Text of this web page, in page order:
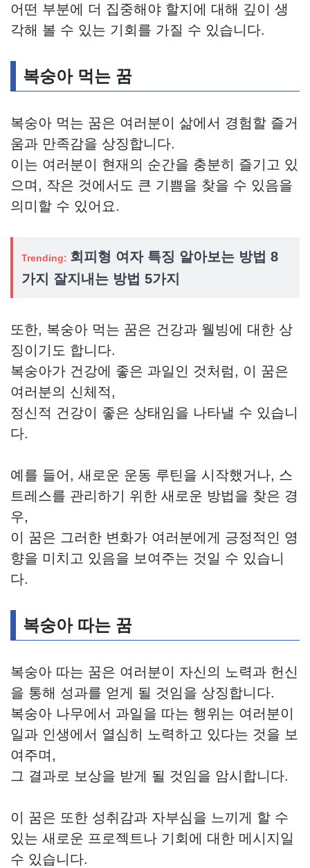
어떤 부분에 더 집중해야 할지에 대해 깊이 생
각해 볼 수 있는 기회를 가질 수 있습니다.
복숭아 먹는 꿈
복숭아 먹는 꿈은 여러분이 삶에서 경험할 즐거
움과 만족감을 상징합니다.
이는 여러분이 현재의 순간을 충분히 즐기고 있
으며, 작은 것에서도 큰 기쁨을 찾을 수 있음을
의미할 수 있어요.
Trending: 회피형 여자 특징 알아보는 방법 8
가지 잘지내는 방법 5가지
또한, 복숭아 먹는 꿈은 건강과 웰빙에 대한 상
징이기도 합니다.
복숭아가 건강에 좋은 과일인 것처럼, 이 꿈은
여러분의 신체적,
정신적 건강이 좋은 상태임을 나타낼 수 있습니
다.
예를 들어, 새로운 운동 루틴을 시작했거나, 스
트레스를 관리하기 위한 새로운 방법을 찾은 경
우,
이 꿈은 그러한 변화가 여러분에게 긍정적인 영
향을 미치고 있음을 보여주는 것일 수 있습니
다.
복숭아 따는 꿈
복숭아 따는 꿈은 여러분이 자신의 노력과 헌신
을 통해 성과를 얻게 될 것임을 상징합니다.
복숭아 나무에서 과일을 따는 행위는 여러분이
일과 인생에서 열심히 노력하고 있다는 것을 보
여주며,
그 결과로 보상을 받게 될 것임을 암시합니다.
이 꿈은 또한 성취감과 자부심을 느끼게 할 수
있는 새로운 프로젝트나 기회에 대한 메시지일
수 있습니다.